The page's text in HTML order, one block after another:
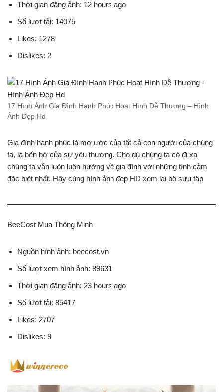
Thời gian đăng ảnh: 12 hours ago
Số lượt tải: 14075
Likes: 1278
Dislikes: 2
17 Hình Ảnh Gia Đình Hạnh Phúc Hoạt Hình Dễ Thương – Hình
Ảnh Đẹp Hd
Gia đình hạnh phúc là mơ ước của tất cả con người của chúng
ta, là bến bờ của sự yêu thương. Cho dù chúng ta có đi xa
chúng ta vẫn luôn luôn hướng về gia đình với những tình cảm
đặc biệt nhất. Hãy cùng hình ảnh đẹp HD xem lại bộ sưu tập
BeeCost Mua Thông Minh
Nguồn hình ảnh: beecost.vn
Số lượt xem hình ảnh: 89631
Thời gian đăng ảnh: 23 hours ago
Số lượt tải: 85417
Likes: 2707
Dislikes: 9